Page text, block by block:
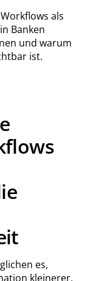
als
Banken
und warum
ist.
es,
kleinerer,